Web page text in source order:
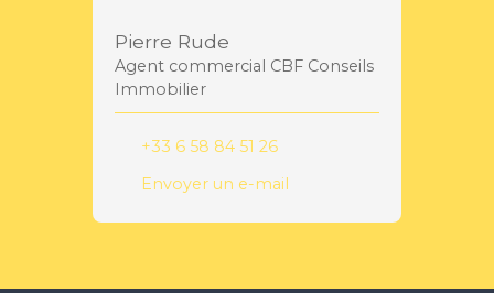
Pierre Rude
Agent commercial CBF Conseils
Immobilier
+33 6 58 84 51 26
Envoyer un e-mail